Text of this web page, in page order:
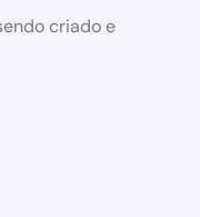
criado e